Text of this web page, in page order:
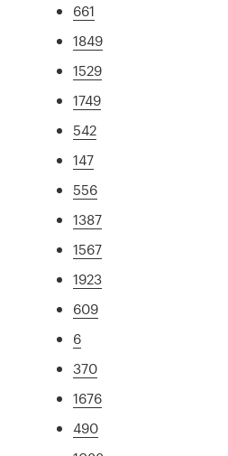
661
1849
1529
1749
542
147
556
1387
1567
1923
609
6
370
1676
490